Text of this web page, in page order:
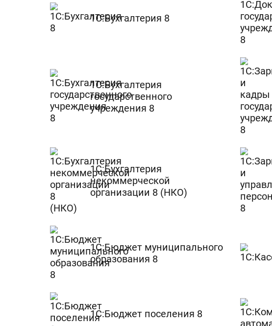
1С:Бухгалтерия 8
1С:Бухгалтерия
государственного
учреждения 8
1С:Бухгалтерия
некоммерческой
организации 8 (НКО)
1С:Бюджет муниципального
образования 8
1С:Бюджет поселения 8